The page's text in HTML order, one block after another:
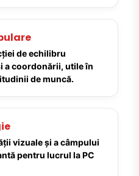
de echilibru
a coordonării, utile în
de muncă.
vizuale și a câmpului
pentru lucrul la PC